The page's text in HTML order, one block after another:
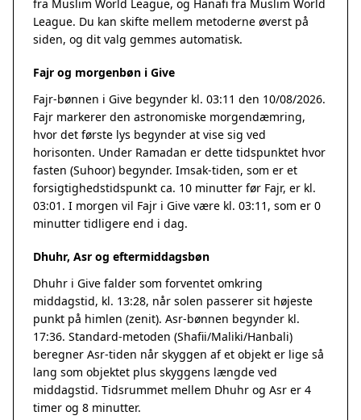
fra Muslim World League, og Hanafi fra Muslim World
League. Du kan skifte mellem metoderne øverst på
siden, og dit valg gemmes automatisk.
Fajr og morgenbøn i Give
Fajr-bønnen i Give begynder kl. 03:11 den 10/08/2026.
Fajr markerer den astronomiske morgendæmring,
hvor det første lys begynder at vise sig ved
horisonten. Under Ramadan er dette tidspunktet hvor
fasten (Suhoor) begynder. Imsak-tiden, som er et
forsigtighedstidspunkt ca. 10 minutter før Fajr, er kl.
03:01. I morgen vil Fajr i Give være kl. 03:11, som er 0
minutter tidligere end i dag.
Dhuhr, Asr og eftermiddagsbøn
Dhuhr i Give falder som forventet omkring
middagstid, kl. 13:28, når solen passerer sit højeste
punkt på himlen (zenit). Asr-bønnen begynder kl.
17:36. Standard-metoden (Shafii/Maliki/Hanbali)
beregner Asr-tiden når skyggen af et objekt er lige så
lang som objektet plus skyggens længde ved
middagstid. Tidsrummet mellem Dhuhr og Asr er 4
timer og 8 minutter.